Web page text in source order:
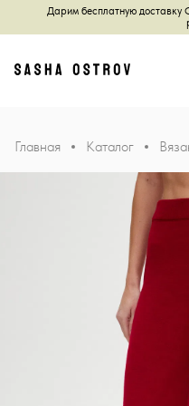
Дарим бесплатную
Главная
Главная Каталог